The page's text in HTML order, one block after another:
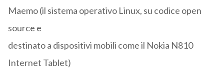
Maemo (il sistema operativo Linux, su codice open
source e
destinato a dispositivi mobili come il Nokia N810
Internet Tablet)